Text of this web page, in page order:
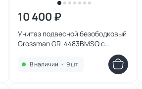
10 400 ₽
Унитаз подвесной безободковый
Grossman GR-4483BMSQ с
микролифтом, черный матовый
В наличии • 9 шт.